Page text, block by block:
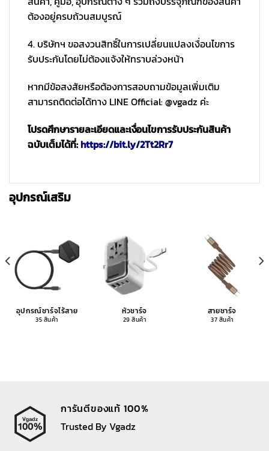
ต้องอยู่ครบถ้วนสมบูรณ์
4. บริษัทฯ ขอสงวนสิทธิ์ในการเปลี่ยนแปลงเงื่อนไขการ
รับประกันโดยไม่ต้องแจ้งให้ทราบล่วงหน้า
หากมีข้อสงสัยหรือต้องการสอบถามข้อมูลเพิ่มเติม
สามารถติดต่อได้ทาง LINE Official: @vgadz ค่ะ
โปรดศึกษารายละเอียดและเงื่อนไขการรับประกันสินค้า
ฉบับเต็มได้ที่:https://bit.ly/2Tt2Rr7
อุปกรณ์เสริม
อุปกรณ์ชาร์จไร้สาย
35 สินค้า
หัวชาร์จ
29 สินค้า
สายชาร์จ
37 สินค้า
การันตีของแท้ 100%
Trusted By Vgadz